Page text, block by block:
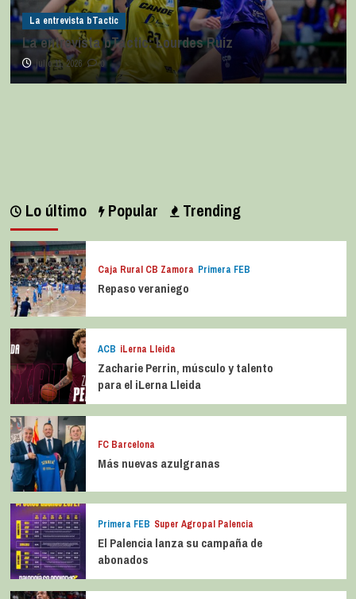
La entrevista bTactic
La entrevista bTactic: Lourdes Ruiz
julio 11, 2026 0
Lo último Popular Trending
Caja Rural CB Zamora Primera FEB
Repaso veraniego
ACB iLerna Lleida
Zacharie Perrin, músculo y talento
para el iLerna Lleida
FC Barcelona
Más nuevas azulgranas
Primera FEB Super Agropal Palencia
El Palencia lanza su campaña de
abonados